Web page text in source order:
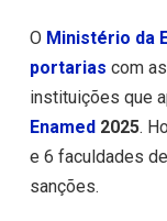
O Ministério da
portarias com
instituições que
Enamed 2025.
e 6 faculdades
sanções.